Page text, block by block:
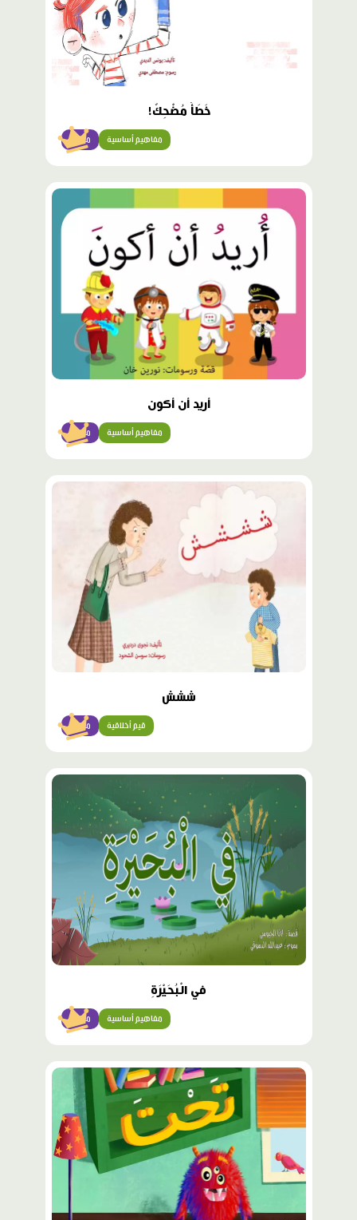
خَطَأٌ مُضْحِكٌ!
مبتدئ مفاهيم أساسية
محتوى
مميّز
أريد أن أكون
مبتدئ مفاهيم أساسية
محتوى
ششش
مبتدئ قيم أخلاقية
محتوى
في الْبُحَيْرَةِ
مبتدئ مفاهيم أساسية
محتوى
مميّز